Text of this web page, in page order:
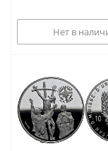
Нет в